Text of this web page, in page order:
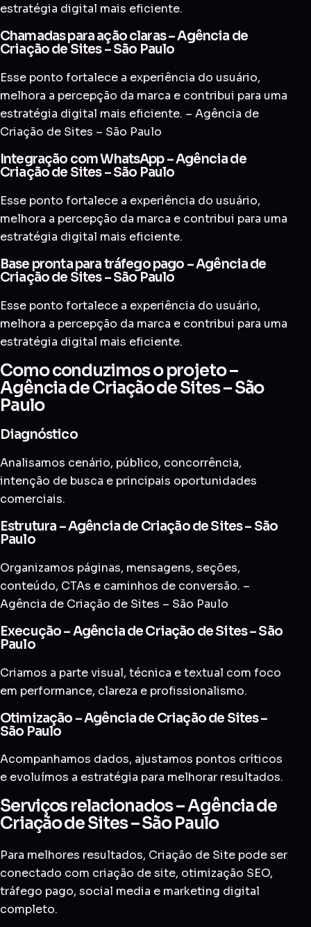
estratégia digital mais eficiente.
Chamadas para ação claras – Agência de
Criação de Sites – São Paulo
Esse ponto fortalece a experiência do usuário,
melhora a percepção da marca e contribui para uma
estratégia digital mais eficiente. – Agência de
Criação de Sites – São Paulo
Integração com WhatsApp – Agência de
Criação de Sites – São Paulo
Esse ponto fortalece a experiência do usuário,
melhora a percepção da marca e contribui para uma
estratégia digital mais eficiente.
Base pronta para tráfego pago – Agência de
Criação de Sites – São Paulo
Esse ponto fortalece a experiência do usuário,
melhora a percepção da marca e contribui para uma
estratégia digital mais eficiente.
Como conduzimos o projeto –
Agência de Criação de Sites – São
Paulo
Diagnóstico
Analisamos cenário, público, concorrência,
intenção de busca e principais oportunidades
comerciais.
Estrutura – Agência de Criação de Sites – São
Paulo
Organizamos páginas, mensagens, seções,
conteúdo, CTAs e caminhos de conversão. –
Agência de Criação de Sites – São Paulo
Execução – Agência de Criação de Sites – São
Paulo
Criamos a parte visual, técnica e textual com foco
em performance, clareza e profissionalismo.
Otimização – Agência de Criação de Sites –
São Paulo
Acompanhamos dados, ajustamos pontos críticos
e evoluímos a estratégia para melhorar resultados.
Serviços relacionados – Agência de
Criação de Sites – São Paulo
Para melhores resultados, Criação de Site pode ser
conectado com criação de site, otimização SEO,
tráfego pago, social media e marketing digital
completo.